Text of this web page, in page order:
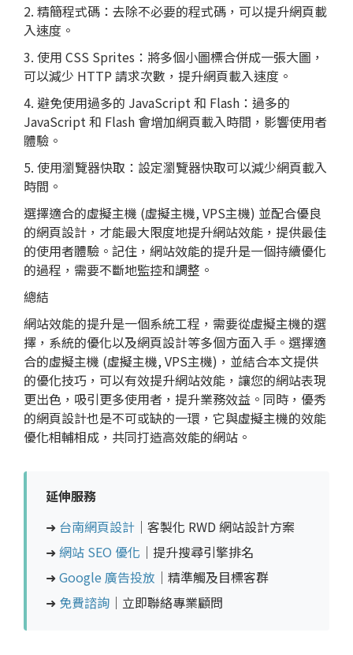
2. 精簡程式碼：去除不必要的程式碼，可以提升網頁載
入速度。
3. 使用 CSS Sprites：將多個小圖標合併成一張大圖，
可以減少 HTTP 請求次數，提升網頁載入速度。
4. 避免使用過多的 JavaScript 和 Flash：過多的
JavaScript 和 Flash 會增加網頁載入時間，影響使用者
體驗。
5. 使用瀏覽器快取：設定瀏覽器快取可以減少網頁載入
時間。
選擇適合的虛擬主機 (虛擬主機, VPS主機) 並配合優良
的網頁設計 ，才能最大限度地提升網站效能，提供最佳
的使用者體驗。記住，網站效能的提升是一個持續優化
的過程，需要不斷地監控和調整。
總結
網站效能的提升是一個系統工程，需要從虛擬主機的選
擇，系統的優化以及網頁設計等多個方面入手。選擇適
合的虛擬主機 (虛擬主機, VPS主機)，並結合本文提供
的優化技巧，可以有效提升網站效能，讓您的網站表現
更出色，吸引更多使用者，提升業務效益。同時，優秀
的網頁設計也是不可或缺的一環，它與虛擬主機的效能
優化相輔相成，共同打造高效能的網站。
延伸服務
➜ 台南網頁設計 ｜客製化 RWD 網站設計方案
➜ 網站 SEO 優化 ｜提升搜尋引擎排名
➜ Google 廣告投放 ｜精準觸及目標客群
➜ 免費諮詢 ｜立即聯絡專業顧問